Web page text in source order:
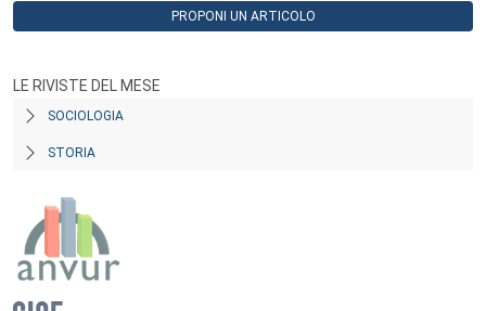
PROPONI UN ARTICOLO
LE RIVISTE DEL MESE
SOCIOLOGIA
STORIA